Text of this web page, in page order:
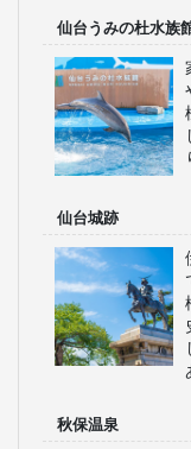
仙台うみの杜水族
仙台城跡
秋保温泉